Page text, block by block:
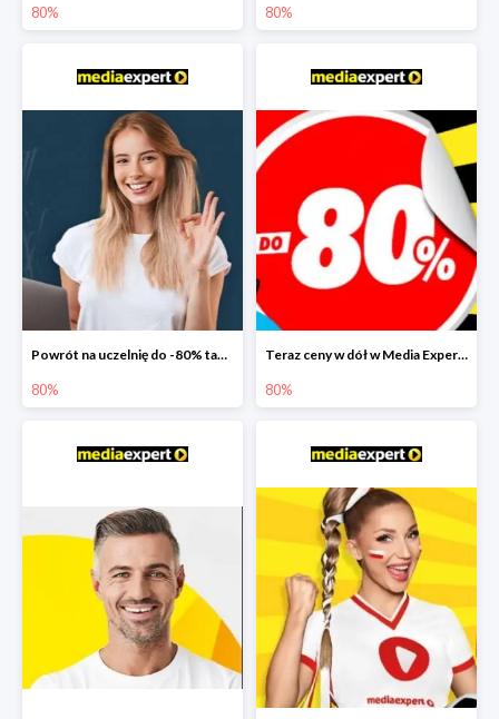
80% 80%
Powrót na uczelnię do -80% taniej
80%
Teraz ceny w dół w Media Expert do -80%
80%